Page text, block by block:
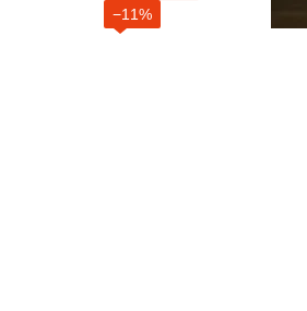
−11%